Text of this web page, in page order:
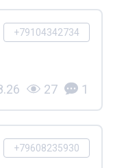
+79104342734
27 1
+79608235930